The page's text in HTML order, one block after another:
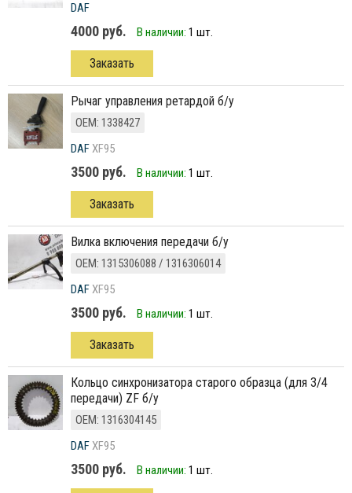
DAF
4000 руб. В наличии: 1 шт.
Заказать
рычаг управления ретардой б/у
ОЕМ: 1338427
DAFXF95
3500 руб. В наличии: 1 шт.
Заказать
вилка включения передачи б/у
ОЕМ: 1315306088 / 1316306014
DAFXF95
3500 руб. В наличии: 1 шт.
Заказать
кольцо синхронизатора старого образца (для 3/4
передачи) ZF б/у
ОЕМ: 1316304145
DAFXF95
3500 руб. В наличии: 1 шт.